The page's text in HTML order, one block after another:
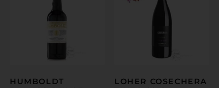
HUMBOLDT
LOHER COSECHERA